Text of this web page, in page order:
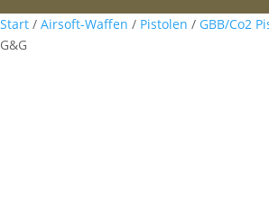
Start / Airsoft-Waffen / Pistolen / GBB/Co2
G&G